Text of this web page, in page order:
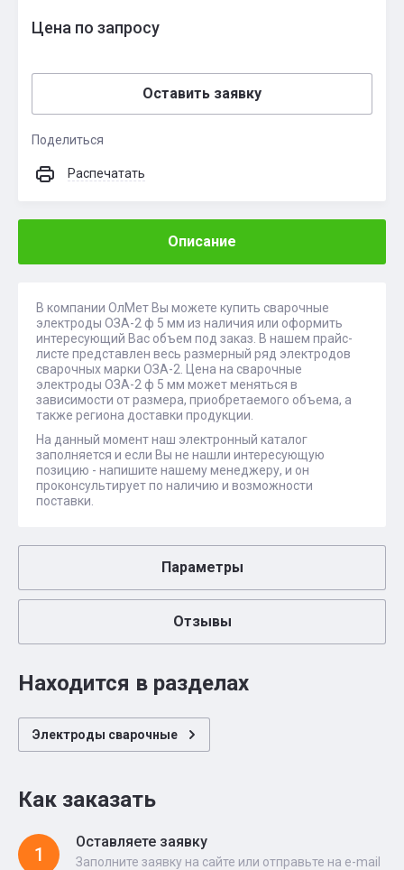
Цена по запросу
Оставить заявку
Поделиться
Распечатать
Описание
В компании ОлМет Вы можете купить сварочные
электроды ОЗА-2 ф 5 мм из наличия или оформить
интересующий Вас объем под заказ. В нашем прайс-
листе представлен весь размерный ряд электродов
сварочных марки ОЗА-2. Цена на сварочные
электроды ОЗА-2 ф 5 мм может меняться в
зависимости от размера, приобретаемого объема, а
также региона доставки продукции.
На данный момент наш электронный каталог
заполняется и если Вы не нашли интересующую
позицию - напишите нашему менеджеру, и он
проконсультирует по наличию и возможности
поставки.
Параметры
Отзывы
Находится в разделах
Электроды сварочные
Как заказать
1
Оставляете заявку
Заполните заявку на сайте или отправьте на e-mail